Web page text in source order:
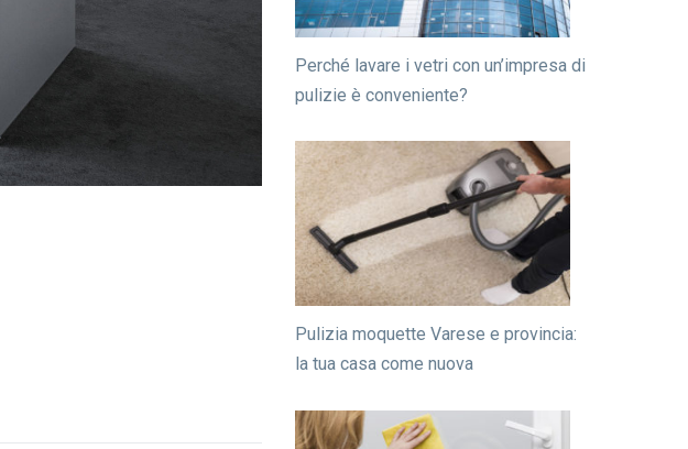
Perché lavare i vetri con un’impresa di
pulizie è conveniente?
Pulizia moquette Varese e provincia:
la tua casa come nuova